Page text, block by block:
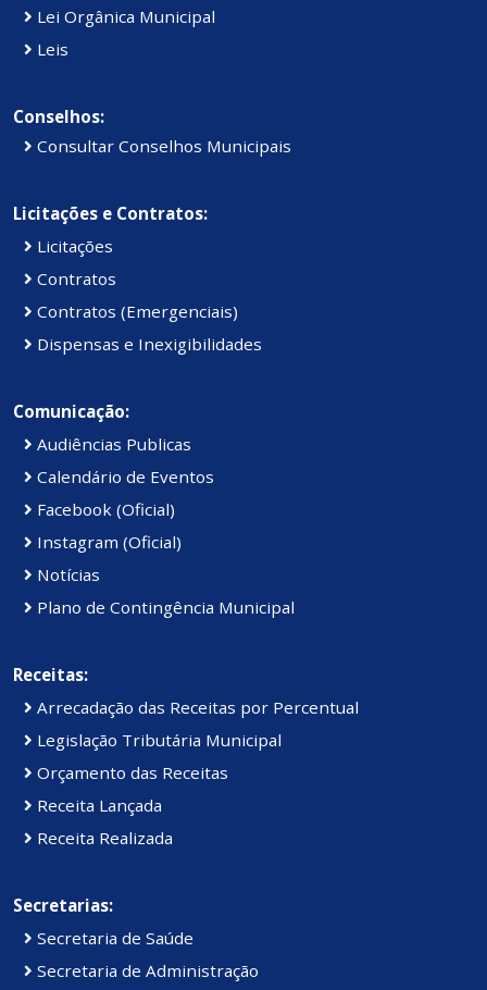
Lei Orgânica Municipal
Leis
Conselhos:
Consultar Conselhos Municipais
Licitações e Contratos:
Licitações
Contratos
Contratos (Emergenciais)
Dispensas e Inexigibilidades
Comunicação:
Audiências Publicas
Calendário de Eventos
Facebook (Oficial)
Instagram (Oficial)
Notícias
Plano de Contingência Municipal
Receitas:
Arrecadação das Receitas por Percentual
Legislação Tributária Municipal
Orçamento das Receitas
Receita Lançada
Receita Realizada
Secretarias:
Secretaria de Saúde
Secretaria de Administração